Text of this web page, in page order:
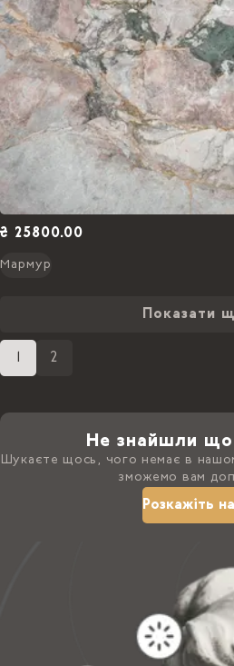
₴ 25800.00
Мармур
Показати
2
Не знайшли
Шукаєте щось, чого немає в
зможемо вам
Розкажіть